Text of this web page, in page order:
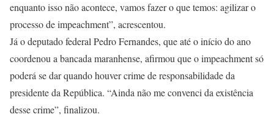
enquanto isso não acontece, vamos fazer o que temos: agilizar o
processo de impeachment”, acrescentou.
Já o deputado federal Pedro Fernandes, que até o início do ano
coordenou a bancada maranhense, afirmou que o impeachment só
poderá se dar quando houver crime de responsabilidade da
presidente da República. “Ainda não me convenci da existência
desse crime”, finalizou.